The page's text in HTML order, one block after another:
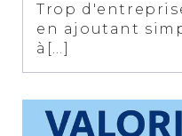
Trop
en ajoutant
à[…]